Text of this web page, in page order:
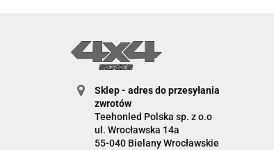
Sklep - adres do przesyłania
zwrotów
Teehonled Polska sp. z o.o
ul. Wrocławska 14a
55-040 Bielany Wrocławskie